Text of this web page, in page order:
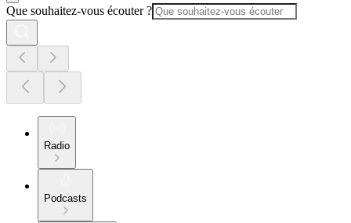
Que souhaitez-vous écouter ?
Radio
Podcasts